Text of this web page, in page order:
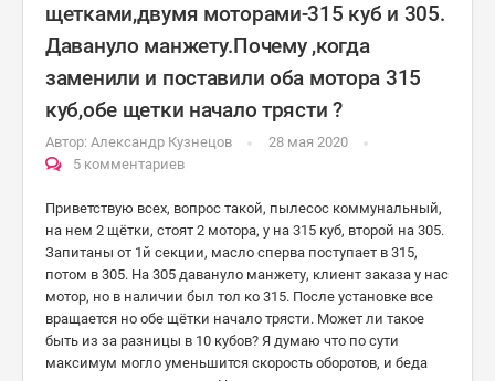
щетками,двумя моторами-315 куб и 305.
Давануло манжету.Почему ,когда
заменили и поставили оба мотора 315
куб,обе щетки начало трясти ?
Автор: Александр Кузнецов
28 мая 2020
5 комментариев
Приветствую всех, вопрос такой, пылесос коммунальный,
на нем 2 щётки, стоят 2 мотора, у на 315 куб, второй на 305.
Запитаны от 1й секции, масло сперва поступает в 315,
потом в 305. На 305 давануло манжету, клиент заказа у нас
мотор, но в наличии был тол ко 315. После установке все
вращается но обе щётки начало трясти. Может ли такое
быть из за разницы в 10 кубов? Я думаю что по сути
максимум могло уменьшится скорость оборотов, и беда